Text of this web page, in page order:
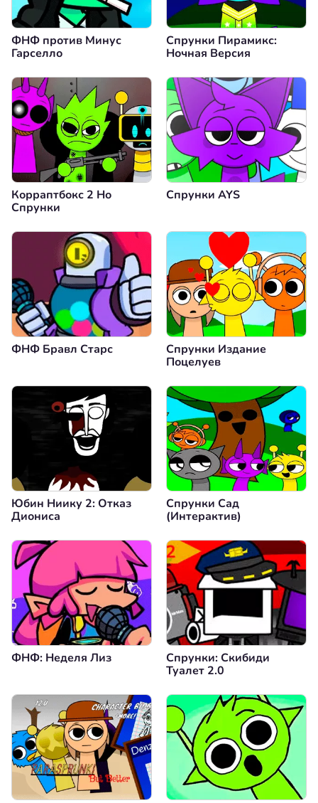
ФНФ против Минус
Гарселло
Спрунки Пирамикс:
Ночная Версия
Корраптбокс 2 Но
Спрунки
Спрунки AYS
ФНФ Бравл Старс
Спрунки Издание
Поцелуев
Юбин Ниику 2: Отказ
Диониса
Спрунки Сад
(Интерактив)
ФНФ: Неделя Лиз
Спрунки: Скибиди
Туалет 2.0